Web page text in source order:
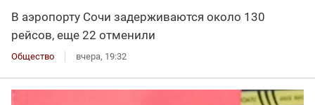
В аэропорту Сочи задерживаются около 130
рейсов, еще 22 отменили
Общество вчера, 19:32